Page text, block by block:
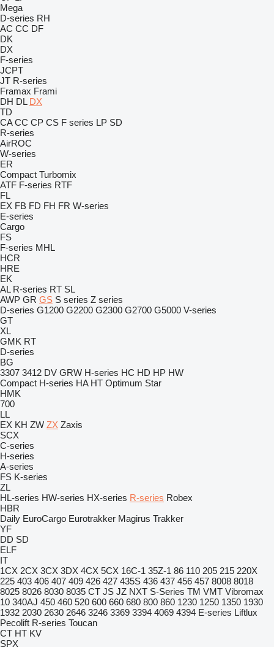
Mega
D-series RH
AC CC DF
DK
DX
F-series
JCPT
JT R-series
Framax Frami
DH DL DX
TD
CA CC CP CS F series LP SD
R-series
AirROC
W-series
ER
Compact Turbomix
ATF F-series RTF
FL
EX FB FD FH FR W-series
E-series
Cargo
FS
F-series MHL
HCR
HRE
EK
AL R-series RT SL
AWP GR GS S series Z series
D-series G1200 G2200 G2300 G2700 G5000 V-series
GT
XL
GMK RT
D-series
BG
3307 3412 DV GRW H-series HC HD HP HW
Compact H-series HA HT Optimum Star
HMK
700
LL
EX KH ZW ZX Zaxis
SCX
C-series
H-series
A-series
FS K-series
ZL
HL-series HW-series HX-series R-series Robex
HBR
Daily EuroCargo Eurotrakker Magirus Trakker
YF
DD SD
ELF
IT
1CX 2CX 3CX 3DX 4CX 5CX 16C-1 35Z-1 86 110 205 215 220X
225 403 406 407 409 426 427 435S 436 437 456 457 8008 8018
8025 8026 8030 8035 CT JS JZ NXT S-Series TM VMT Vibromax
10 340AJ 450 460 520 600 660 680 800 860 1230 1250 1350 1930
1932 2030 2630 2646 3246 3369 3394 4069 4394 E-series Liftlux
Pecolift R-series Toucan
CT HT KV
SPX